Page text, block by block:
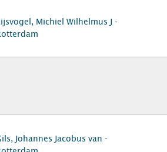
Michiel Wilhelmus J -
Johannes Jacobus van -